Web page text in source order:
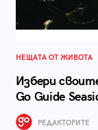
НЕЩАТА ОТ ЖИВОТА
Избери
Go Guide
РЕДАКТОРИТЕ